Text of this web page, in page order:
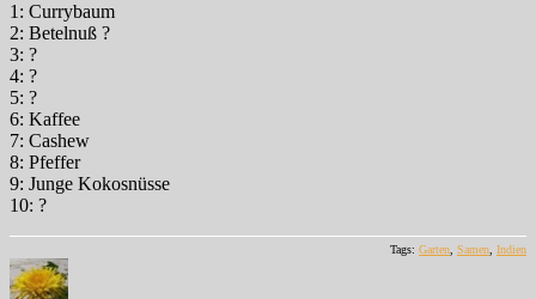
1: Currybaum
2: Betelnuß ?
3: ?
4: ?
5: ?
6: Kaffee
7: Cashew
8: Pfeffer
9: Junge Kokosnüsse
10: ?
Tags: Garten, Samen, Indien
Autor